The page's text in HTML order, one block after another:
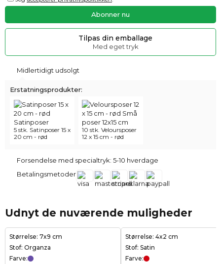
Tilpas din emballage
Med eget tryk
Midlertidigt udsolgt
Erstatningsprodukter:
5 stk. Satinposer 15 x
20 cm - rød
10 stk. Veloursposer
12 x 15 cm - rød
Forsendelse med specialtryk: 5-10 hverdage
Betalingsmetoder
Udnyt de nuværende muligheder
Størrelse: 7x9 cm
Stof: Organza
Farve:
Størrelse: 4x2 cm
Stof: Satin
Farve: